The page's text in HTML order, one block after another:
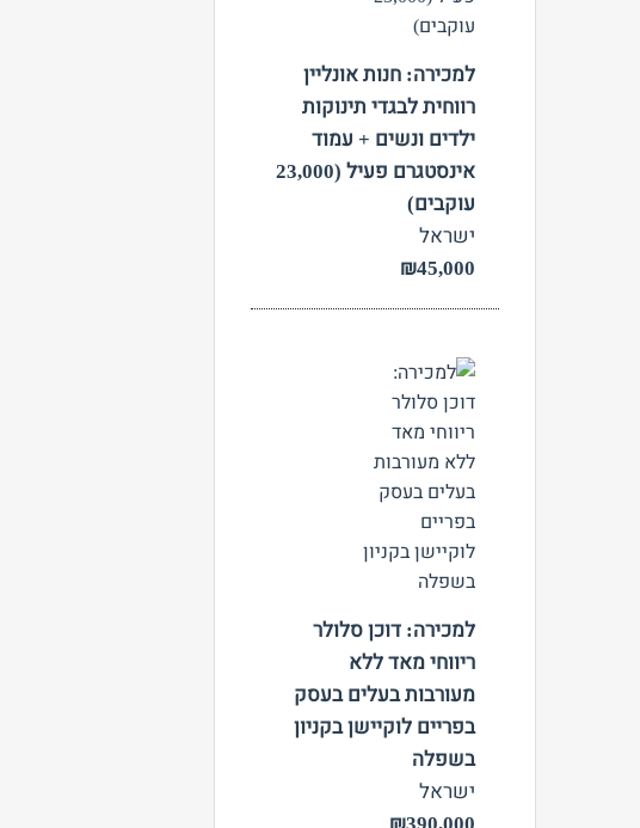
למכירה: חנות אונליין
רווחית לבגדי תינוקות
ילדים ונשים + עמוד
אינסטגרם פעיל (23,000
עוקבים)
ישראל
₪45,000
למכירה: דוכן סלולר
ריווחי מאד ללא
מעורבות בעלים בעסק
בפריים לוקיישן בקניון
בשפלה
ישראל